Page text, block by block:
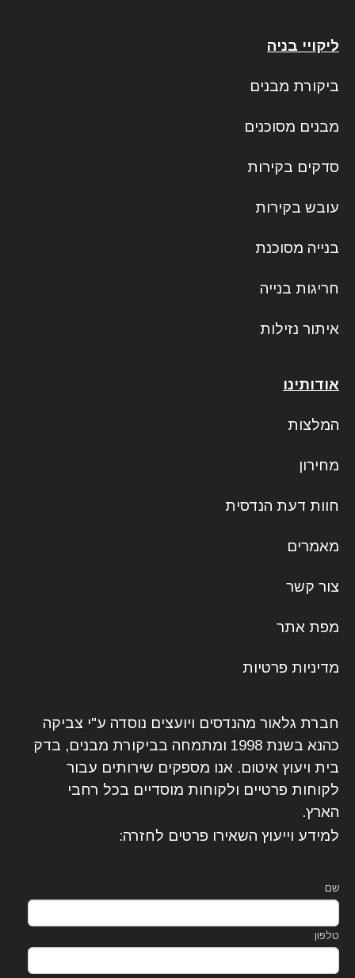
ליקויי בניה
ביקורת מבנים
מבנים מסוכנים
סדקים בקירות
עובש בקירות
בנייה מסוכנת
חריגות בנייה
איתור נזילות
אודותינו
המלצות
מחירון
חוות דעת הנדסית
מאמרים
צור קשר
מפת אתר
מדיניות פרטיות
חברת גלאור מהנדסים ויועצים נוסדה ע"י צביקה
כהנא בשנת 1998 ומתמחה בביקורת מבנים, בדק
בית ויעוץ איטום. אנו מספקים שירותים עבור
לקוחות פרטיים ולקוחות מוסדיים בכל רחבי
הארץ.
למידע וייעוץ השאירו פרטים לחזרה:
שם
טלפון